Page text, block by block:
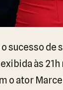
sucesso de
às
o ator